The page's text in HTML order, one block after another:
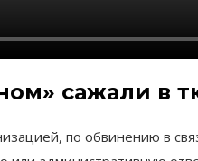
сажали в
по обвинению в